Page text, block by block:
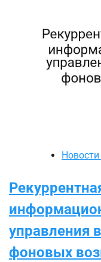
управления
фоновых